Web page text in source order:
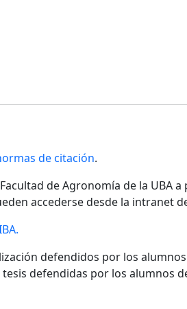
de citación.
de Agronomía de la UBA
accederse desde la intranet
defendidos por los alumnos
defendidas por los alumnos